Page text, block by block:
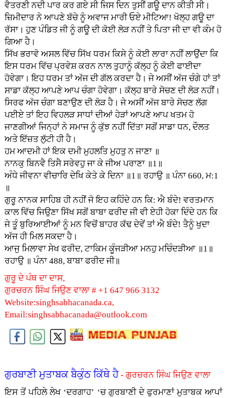
ਵੈਤਰਣੀ ਨਦੀ ਪਾਰ ਕਰ ਗਏ ਸੀ ਜਿਸ ਦਿਨ ਤੁਸੀਂ ਗਊ ਦਾਨ ਕੀਤੀ ਸੀ।
ਜ਼ਿਮੀਦਾਰ ਨੇ ਆਪਣੇ ਬੱਚੇ ਨੂੰ ਅਵਾਜ ਮਾਰੀ ਓਏ ਮੀਟਿਆ! ਖੋਲ੍ਹ ਗਊ ਦਾ
ਰੱਸਾ। ਹੁਣ ਪੰਡਿਤ ਜੀ ਨੂੰ ਗਊ ਦੀ ਕੋਈ ਲੋੜ ਨਹੀਂ ਤੇ ਪਿਤਾ ਜੀ ਦਾ ਵੀ ਕੰਮ ਹੋ
ਗਿਆ ਹੈ।
ਸਿੱਖ ਭਰਾਵੋ ਅਸਲ ਵਿੱਚ ਸਿੱਖ ਧਰਮ ਕਿਸੇ ਨੂੰ ਕੋਈ ਲਾਰਾ ਨਹੀਂ ਲਾਉਂਦਾ ਕਿ
ਇਸ ਧਰਮ ਵਿੱਚ ਪ੍ਰਵੇਸ਼ ਕਰਨ ਨਾਲ ਤੁਹਾਨੂੰ ਕੱਲ੍ਹ ਨੂੰ ਕੋਈ ਫਾਈਦਾ
ਹੋਵੇਗਾ। ਇਹ ਧਰਮ ਤਾਂ ਅੱਜ ਦੀ ਗੱਲ ਕਰਦਾ ਹੈ। ਜੇ ਅਸੀਂ ਅੱਜ ਚੰਗੇ ਹਾਂ ਤਾਂ
ਸਾਡਾ ਕੱਲ੍ਹ ਆਪਣੇ ਆਪ ਚੰਗਾ ਹੋਵੇਗਾ। ਕੱਲ੍ਹ ਬਾਰੇ ਸੋਚਣ ਦੀ ਲੋੜ ਨਹੀਂ।
ਸਿਰਫ ਅੱਜ ਚੰਗਾ ਬਣਾਉਣ ਦੀ ਲੋੜ ਹੈ। ਜੇ ਅਸੀਂ ਅੱਜ ਬਾਰੇ ਸੋਚਣ ਲੱਗ
ਪਈਏ ਤਾਂ ਇਹ ਵਿਹਲੜ ਸਾਧਾਂ ਦੀਆਂ ਹੇੜਾਂ ਆਪਣੇ ਆਪ ਖਤਮ ਹੋ
ਜਾਣਗੀਆਂ ਜਿਨ੍ਹਾਂ ਨੇ ਸਮਾਜ ਨੂੰ ਕੁੱਝ ਨਹੀਂ ਦਿੱਤਾ ਸਗੋਂ ਸਾਡਾ ਧਨ, ਦੌਲਤ
ਅਤੇ ਇੱਜ਼ਤ ਲੁੱਟੀ ਹੀ ਹੈ।
ਹਮ ਆਦਮੀ ਹਾਂ ਇਕ ਦਮੀ ਮੁਹਲਤਿ ਮੁਹਤੁ ਨ ਜਾਣਾ ॥
ਨਾਨਕੁ ਬਿਨਵੈ ਤਿਸੈ ਸਰੇਵਹੁ ਜਾ ਕੇ ਜੀਅ ਪਰਾਣਾ ॥1॥
ਅੰਧੇ ਜੀਵਨਾ ਵੀਚਾਰਿ ਦੇਖਿ ਕੇਤੇ ਕੇ ਦਿਨਾ ॥1॥ ਰਹਾਉ ॥ ਪੰਨਾ 660, ਮ:1
॥
ਗੁਰੂ ਨਾਨਕ ਸਾਹਿਬ ਹੀ ਨਹੀਂ ਜੋ ਇਹ ਕਹਿੰਦੇ ਹਨ ਕਿ: ਐ ਬੰਦੇ! ਵਰਤਮਾਨ
ਕਾਲ ਵਿੱਚ ਜਿਉਣਾ ਸਿੱਖ ਸਗੋਂ ਬਾਬਾ ਫਰੀਦ ਜੀ ਵੀ ਏਹੀ ਹੋਕਾ ਦਿੰਦੇ ਹਨ ਕਿ
ਜੇ ਤੂੰ ਬੁਰਿਆਈਆਂ ਨੂੰ ਮਨ ਵਿਚੋਂ ਬਾਹਰ ਕੱਢ ਦੇਵੇਂ ਤਾਂ ਐ ਬੰਦੇ! ਤੈਨੂੰ ਖੁਦਾ
ਅੱਜ ਹੀ ਮਿਲ ਸਕਦਾ ਹੈ।
ਆਜੁ ਮਿਲਾਵਾ ਸੇਖ ਫਰੀਦ, ਟਾਕਿਮ ਕੂੰਜੜੀਆ ਮਨਹੁ ਮਚਿੰਦੜੀਆ ॥1॥
ਰਹਾਉ ॥ ਪੰਨਾ 488, ਬਾਬਾ ਫਰੀਦ ਜੀ॥
ਗੁਰੂ ਦੇ ਪੰਥ ਦਾ ਦਾਸ,
ਗੁਰਚਰਨ ਸਿੰਘ ਜਿਉਣ ਵਾਲਾ # +1 647 966 3132
Website:singhsabhacanada.ca,
Email:singhsabhacanada@outlook.com
ਗੁਰਬਾਣੀ ਮੁਤਾਬਕ ਬੈਕੁੰਠ ਕਿੱਥੇ ਹੈ- ਗੁਰਚਰਨ ਸਿੰਘ ਜਿਉਣ ਵਾਲਾ
ਇਸ ਤੋਂ ਪਹਿਲੇ ਲੇਖ ‘ਦਰਗਾਹ’ ‘ਚ ਗੁਰਬਾਣੀ ਦੇ ਫੁਰਮਾਣਾਂ ਮੁਤਾਬਕ ਆਪਾਂ